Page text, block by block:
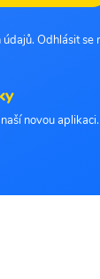
Odhlásit se
novou aplikaci.